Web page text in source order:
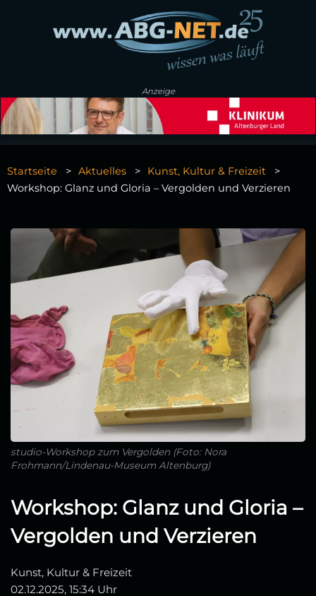
Anzeige
Startseite Aktuelles
Kunst, Kultur & Freizeit
Workshop: Glanz und Gloria – Vergolden und Verzieren
studio-Workshop zum Vergolden (Foto: Nora
Frohmann/Lindenau-Museum Altenburg)
Workshop: Glanz und Gloria –
Vergolden und Verzieren
Kunst, Kultur & Freizeit
02.12.2025, 15:34 Uhr